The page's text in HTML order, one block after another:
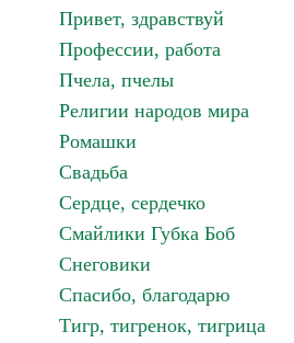
Привет, здравствуй
Профессии, работа
Пчела, пчелы
Религии народов мира
Ромашки
Свадьба
Сердце, сердечко
Смайлики Губка Боб
Снеговики
Спасибо, благодарю
Тигр, тигренок, тигрица